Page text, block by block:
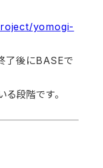
yomogi-
了後にBASEで
段階です。